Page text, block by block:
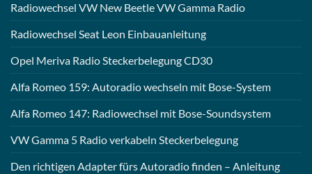
Radiowechsel VW New Beetle VW Gamma Radio
Radiowechsel Seat Leon Einbauanleitung
Opel Meriva Radio Steckerbelegung CD30
Alfa Romeo 159: Autoradio wechseln mit Bose-System
Alfa Romeo 147: Radiowechsel mit Bose-Soundsystem
VW Gamma 5 Radio verkabeln Steckerbelegung
Den richtigen Adapter fürs Autoradio finden – Anleitung